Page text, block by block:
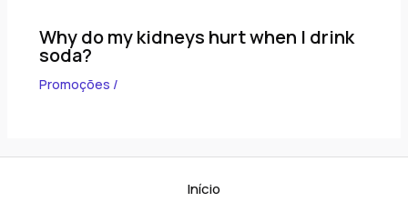
Why do my kidneys hurt when I drink
soda?
Promoções /
Início